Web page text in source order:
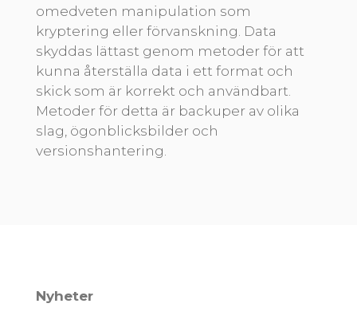
omedveten manipulation som
kryptering eller förvanskning. Data
skyddas lättast genom metoder för att
kunna återställa data i ett format och
skick som är korrekt och användbart.
Metoder för detta är backuper av olika
slag, ögonblicksbilder och
versionshantering.
Nyheter